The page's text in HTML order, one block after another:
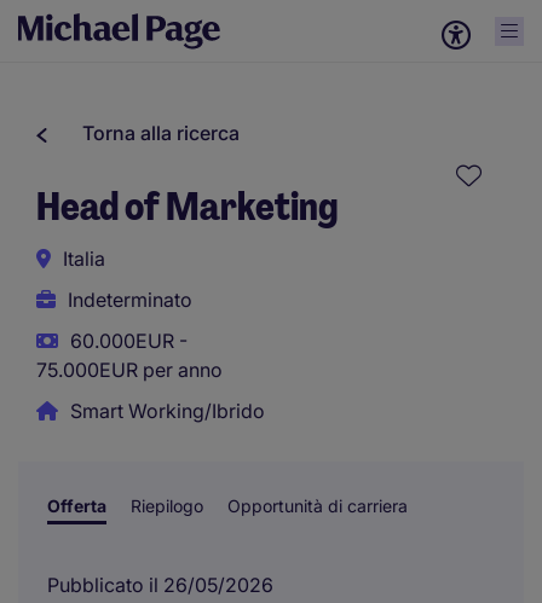
Torna alla ricerca
Head of Marketing
Italia
Indeterminato
60.000EUR -
75.000EUR per anno
Smart Working/Ibrido
Offerta Riepilogo Opportunità di carriera
Pubblicato il 26/05/2026